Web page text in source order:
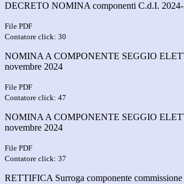
DECRETO NOMINA componenti C.d.I.
File PDF
Contatore click: 30
NOMINA A COMPONENTE SEGGIO
novembre 2024
File PDF
Contatore click: 47
NOMINA A COMPONENTE SEGGIO
novembre 2024
File PDF
Contatore click: 37
RETTIFICA Surroga componente